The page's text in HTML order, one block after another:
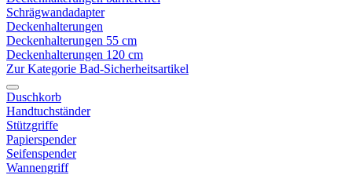
Schrägwandadapter
Deckenhalterungen
Deckenhalterungen 55 cm
Deckenhalterungen 120 cm
Zur Kategorie Bad-Sicherheitsartikel
Duschkorb
Handtuchständer
Stützgriffe
Papierspender
Seifenspender
Wannengriff